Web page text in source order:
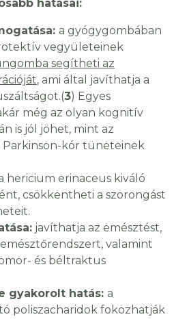
hatásai:
a gyógygombában
vegyületeinek
segítheti az
, ami által javíthatja a
3) Egyes
még az olyan kognitív
is jól jöhet, mint az
Parkinson-kór tüneteinek
hericium erinaceus kiváló
csökkentheti a szorongást
javíthatja az emésztést,
valamint
és béltraktus
gyakorolt hatás: a
poliszacharidok fokozhatják